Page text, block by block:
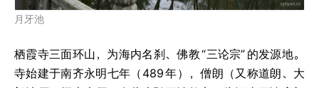
月牙池
栖霞寺三面环山，为海内名刹、佛教“三论宗” 的发源地。
寺始建于南齐永明七年（489年），僧朗（又称道朗、大